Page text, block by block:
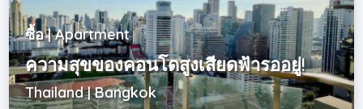
ซื้อ | Apartment
ความสุขของคอนโดสูงเสียดฟ้ารออยู่!
Thailand | Bangkok